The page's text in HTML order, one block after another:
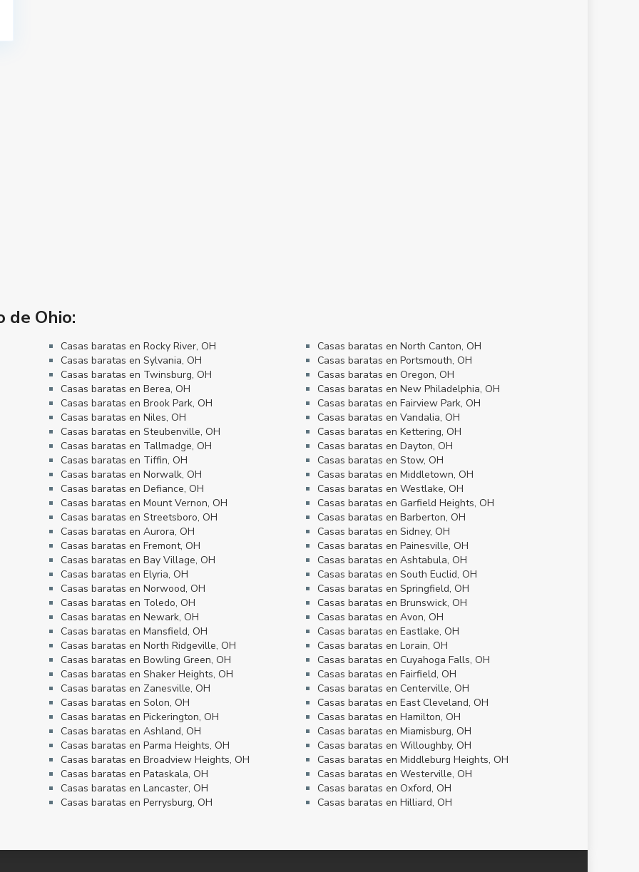
de Ohio:
Casas baratas en Rocky River, OH
Casas baratas en Sylvania, OH
Casas baratas en Twinsburg, OH
Casas baratas en Berea, OH
Casas baratas en Brook Park, OH
Casas baratas en Niles, OH
Casas baratas en Steubenville, OH
Casas baratas en Tallmadge, OH
Casas baratas en Tiffin, OH
Casas baratas en Norwalk, OH
Casas baratas en Defiance, OH
Casas baratas en Mount Vernon, OH
Casas baratas en Streetsboro, OH
Casas baratas en Aurora, OH
Casas baratas en Fremont, OH
Casas baratas en Bay Village, OH
Casas baratas en Elyria, OH
Casas baratas en Norwood, OH
Casas baratas en Toledo, OH
Casas baratas en Newark, OH
Casas baratas en Mansfield, OH
Casas baratas en North Ridgeville, OH
Casas baratas en Bowling Green, OH
Casas baratas en Shaker Heights, OH
Casas baratas en Zanesville, OH
Casas baratas en Solon, OH
Casas baratas en Pickerington, OH
Casas baratas en Ashland, OH
Casas baratas en Parma Heights, OH
Casas baratas en Broadview Heights, OH
Casas baratas en Pataskala, OH
Casas baratas en Lancaster, OH
Casas baratas en Perrysburg, OH
Casas baratas en North Canton, OH
Casas baratas en Portsmouth, OH
Casas baratas en Oregon, OH
Casas baratas en New Philadelphia, OH
Casas baratas en Fairview Park, OH
Casas baratas en Vandalia, OH
Casas baratas en Kettering, OH
Casas baratas en Dayton, OH
Casas baratas en Stow, OH
Casas baratas en Middletown, OH
Casas baratas en Westlake, OH
Casas baratas en Garfield Heights, OH
Casas baratas en Barberton, OH
Casas baratas en Sidney, OH
Casas baratas en Painesville, OH
Casas baratas en Ashtabula, OH
Casas baratas en South Euclid, OH
Casas baratas en Springfield, OH
Casas baratas en Brunswick, OH
Casas baratas en Avon, OH
Casas baratas en Eastlake, OH
Casas baratas en Lorain, OH
Casas baratas en Cuyahoga Falls, OH
Casas baratas en Fairfield, OH
Casas baratas en Centerville, OH
Casas baratas en East Cleveland, OH
Casas baratas en Hamilton, OH
Casas baratas en Miamisburg, OH
Casas baratas en Willoughby, OH
Casas baratas en Middleburg Heights, OH
Casas baratas en Westerville, OH
Casas baratas en Oxford, OH
Casas baratas en Hilliard, OH